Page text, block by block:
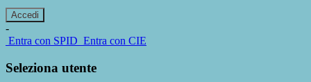
-
Entra con SPID Entra con CIE
Seleziona utente